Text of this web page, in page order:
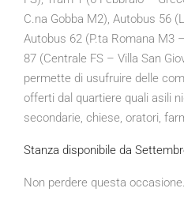
C.na Gobba M2), Autobus 56
Autobus 62 (P.ta Romana M3
87 (Centrale FS – Villa San
permette di usufruire delle
offerti dal quartiere quali asili
secondarie, chiese, oratori,
Stanza disponibile da
Non perdere questa